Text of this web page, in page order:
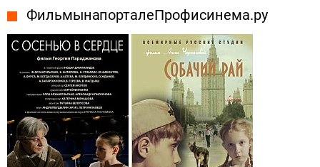
Фильмы на портале Профисинема.ру